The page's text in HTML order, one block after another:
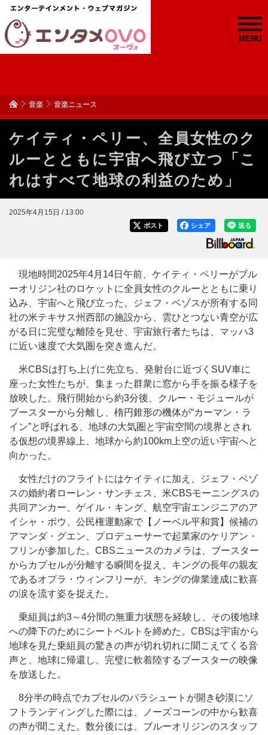
MENU
音楽 音楽ニュース
ケイティ・ペリー、全員女性のク
ルーとともに宇宙へ飛び立つ「こ
れはすべて地球の利益のため」
2025年4月15日 / 13:00
送る
シェア
ポスト
現地時間2025年4月14日午前、ケイティ・ペリーがブル
ーオリジン社のロケットに全員女性のクルーとともに乗り
込み、宇宙へと飛び立った。ジェフ・ベゾスが所有する同
社の米テキサス州西部の施設から、雲ひとつない青空が広
がる日に完璧な離陸を見せ、宇宙旅行者たちは、マッハ3
に近い速度で大気圏を突き進んだ。
米CBSは打ち上げに先立ち、発射台に近づくSUV車に
座った女性たちが、集まった群衆に窓から手を振る様子を
放映した。飛行開始から約3分後、クルー・モジュールが
ブースターから分離し、楕円錐形の機体が“カーマン・ラ
イン”と呼ばれる、地球の大気圏と宇宙空間の境界とされ
る仮想の境界線上、地球から約100km上空の近い宇宙へと
向かった。
女性だけのフライトにはケイティに加え、ジェフ・ベゾ
スの婚約者ローレン・サンチェス、米CBSモーニングスの
共同アンカー、ゲイル・キング、航空宇宙エンジニアのア
イシャ・ボウ、公民権運動家で【ノーベル平和賞】候補の
アマンダ・グエン、プロデューサーで起業家のケリアン・
フリンが参加した。CBSニュースのカメラは、ブースター
からカプセルが分離する瞬間を捉え、キングの長年の親友
であるオプラ・ウィンフリーが、キングの偉業達成に歓喜
の涙を流す姿を捉えた。
乗組員は約3～4分間の無重力状態を経験し、その後地球
への降下のためにシートベルトを締めた。CBSは宇宙から
地球を見た乗組員の驚きの声が切れ切れに聞こえてくる音
声と、地球に帰還し、完璧に軟着陸するブースターの映像
を放送した。
8分半の時点でカプセルのパラシュートが開き砂漠にソ
フトランディングした際には、ノーズコーンの中から歓喜
の声が聞こえた。数分後には、ブルーオリジンのスタッフ